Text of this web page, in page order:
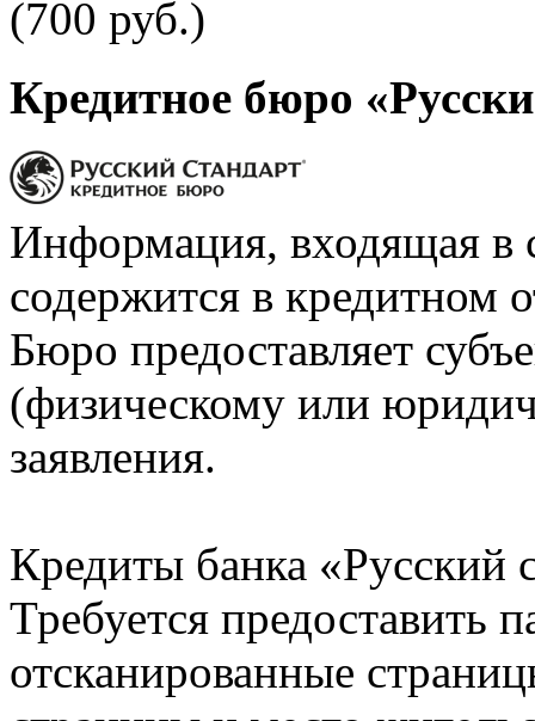
(700 руб.)
Кредитное бюро
Информация, входящая в
содержится в кредитном
Бюро предоставляет
(физическому или
заявления.
Кредиты банка «Русский
Требуется предоставить
отсканированные